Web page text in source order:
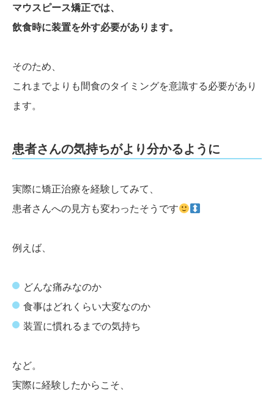
マウスピース矯正では、
飲食時に装置を外す必要があります。
そのため、
これまでよりも間食のタイミングを意識する必要があり
ます。
患者さんの気持ちがより分かるように
実際に矯正治療を経験してみて、
患者さんへの見方も変わったそうです
例えば、
どんな痛みなのか
食事はどれくらい大変なのか
装置に慣れるまでの気持ち
など。
実際に経験したからこそ、